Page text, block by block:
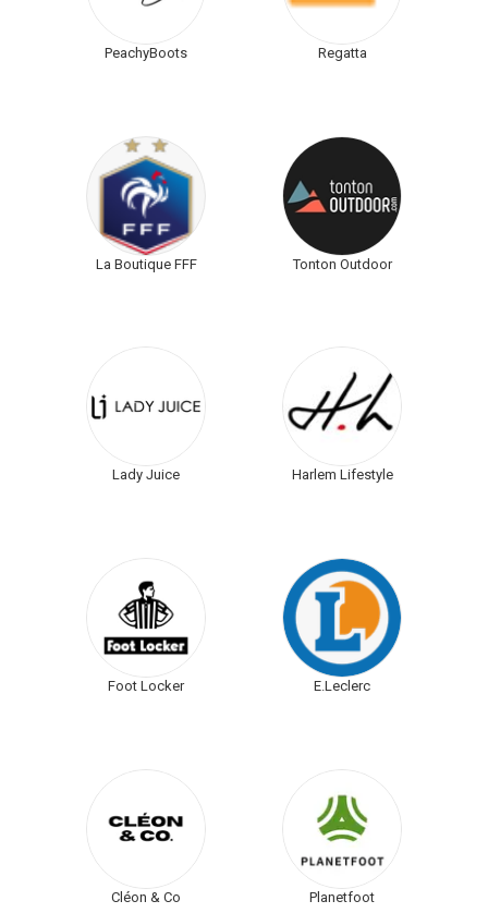
PeachyBoots Regatta
La Boutique FFF Tonton Outdoor
Lady Juice Harlem Lifestyle
Foot Locker E.Leclerc
Cléon & Co Planetfoot